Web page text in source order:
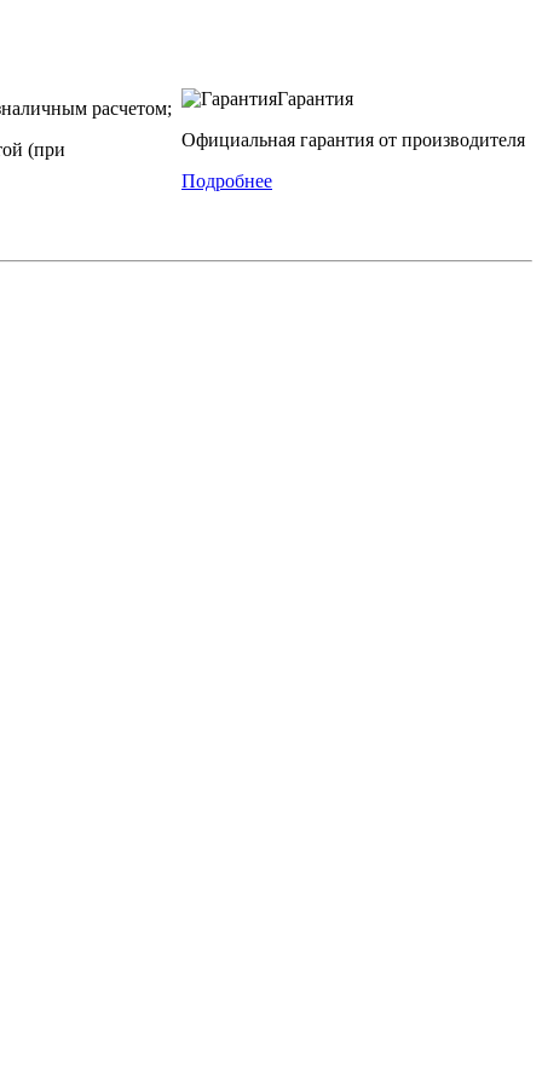
расчетом;
(при
Гарантия
Официальная гарантия от производителя
Подробнее